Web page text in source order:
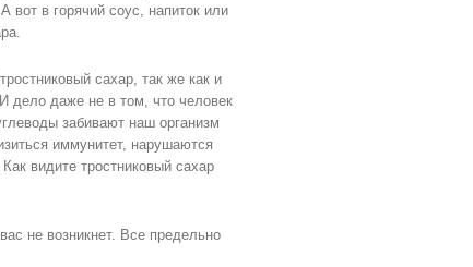
вот в горячий соус, напиток или
сахар, так же как и
дело даже не в том, что человек
забивают наш организм
иммунитет, нарушаются
видите тростниковый сахар
не возникнет. Все предельно